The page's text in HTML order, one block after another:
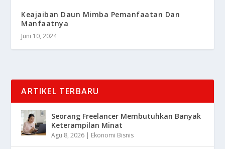
Keajaiban Daun Mimba Pemanfaatan Dan
Manfaatnya
Juni 10, 2024
ARTIKEL TERBARU
Seorang Freelancer Membutuhkan Banyak
Keterampilan Minat
Agu 8, 2026 | Ekonomi Bisnis